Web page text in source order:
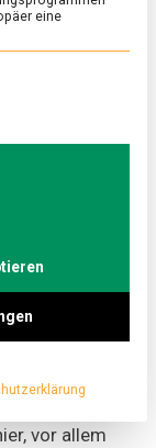
Dank
Was ist das
macht?
gelegentlich
Kerzen
vor allem
eine
für die eine